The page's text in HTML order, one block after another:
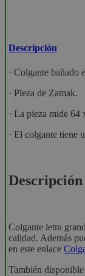
Descripción
· Colgante bañado
· Pieza de Zamak.
· La pieza mide 64
· El colgante tiene
Descripción
Colgante letra
calidad. Además
en este enlace
También